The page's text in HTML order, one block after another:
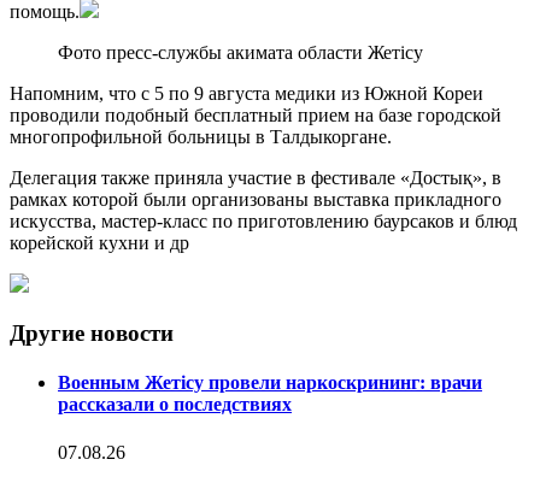
помощь.
Фото пресс-службы акимата области Жетiсу
Напомним, что с 5 по 9 августа медики из Южной Кореи
проводили подобный бесплатный прием на базе городской
многопрофильной больницы в Талдыкоргане.
Делегация также приняла участие в фестивале «Достық», в
рамках которой были организованы выставка прикладного
искусства, мастер-класс по приготовлению баурсаков и блюд
корейской кухни и др
Другие новости
Военным Жетісу провели наркоскрининг: врачи
рассказали о последствиях
07.08.26